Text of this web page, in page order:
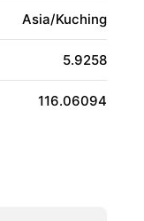
Asia/Kuching
5.9258
116.06094